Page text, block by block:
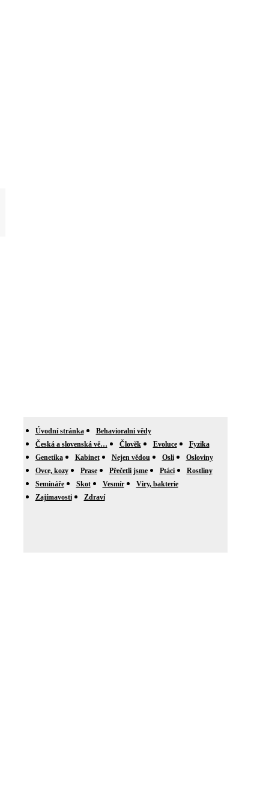
Úvodní stránka
Behavioralni vědy
Česká a slovenská vě…
Člověk Evoluce
Fyzika
Genetika
Kabinet Nejen vědou Osli
Osloviny
Ovce, kozy
Prase Přečetli jsme Ptáci
Rostliny
Semináře
Skot Vesmír
Viry, bakterie
Zajímavosti
Zdraví